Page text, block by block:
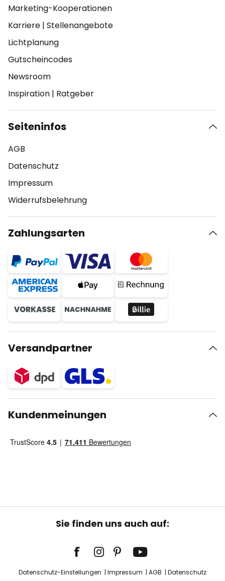
Marketing-Kooperationen
Karriere | Stellenangebote
Lichtplanung
Gutscheincodes
Newsroom
Inspiration | Ratgeber
Seiteninfos
AGB
Datenschutz
Impressum
Widerrufsbelehrung
Zahlungsarten
Versandpartner
Kundenmeinungen
Sie finden uns auch auf:
Datenschutz-Einstellungen Impressum AGB Datenschutz